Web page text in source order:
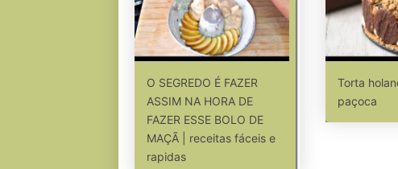
O SEGREDO É FAZER
ASSIM NA HORA DE
FAZER ESSE BOLO DE
MAÇÃ | receitas fáceis e
rapidas
Torta
paçoca